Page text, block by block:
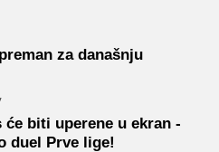
za današnju
biti uperene u ekran -
duel Prve lige!